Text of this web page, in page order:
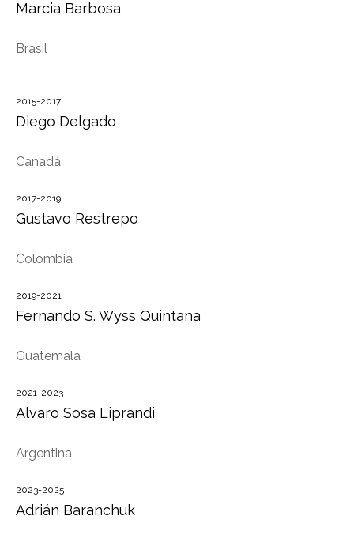
Marcia Barbosa
Brasil
2015-2017
Diego Delgado
Canadá
2017-2019
Gustavo Restrepo
Colombia
2019-2021
Fernando S. Wyss Quintana
Guatemala
2021-2023
Alvaro Sosa Liprandi
Argentina
2023-2025
Adrián Baranchuk